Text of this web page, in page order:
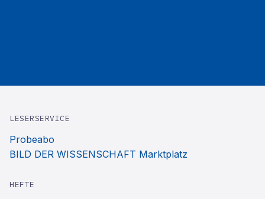
LESERSERVICE
Probeabo
BILD DER WISSENSCHAFT Marktplatz
HEFTE